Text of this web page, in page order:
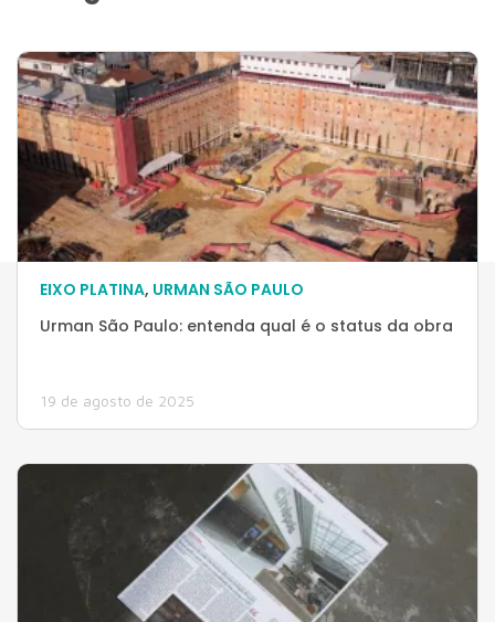
EIXO PLATINA, URMAN SÃO PAULO
Urman São Paulo: entenda qual é o status da obra
19 de agosto de 2025